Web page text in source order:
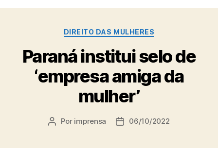
Categorias
DIREITO DAS MULHERES
Paraná institui selo de
‘empresa amiga da
mulher’
Autor
Por imprensa
Data06/10/2022